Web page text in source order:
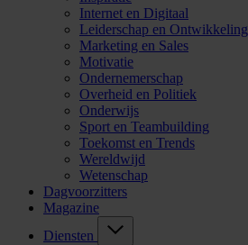
Internet en Digitaal
Leiderschap en Ontwikkeling
Marketing en Sales
Motivatie
Ondernemerschap
Overheid en Politiek
Onderwijs
Sport en Teambuilding
Toekomst en Trends
Wereldwijd
Wetenschap
Dagvoorzitters
Magazine
Diensten